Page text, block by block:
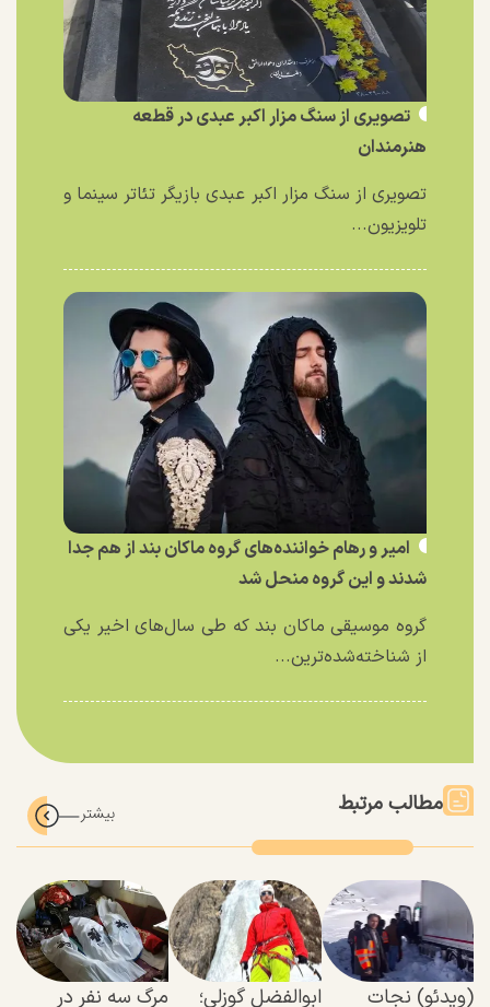
تصویری از سنگ مزار اکبر عبدی در قطعه
هنرمندان
تصویری از سنگ مزار اکبر عبدی بازیگر تئاتر سینما و
تلویزیون...
امیر و رهام خواننده‌های گروه ماکان بند از هم جدا
شدند و این گروه منحل شد
گروه موسیقی ماکان بند که طی سال‌های اخیر یکی
از شناخته‌شده‌ترین...
مطالب مرتبط
(ویدئو) نجات
ابوالفضل گوزلی؛
مرگ سه نفر در